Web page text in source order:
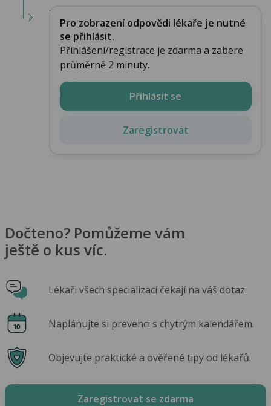
...
Pro zobrazení odpovědi lékaře je nutné
se přihlásit.
Přihlášení/registrace je zdarma a zabere
průměrně 2 minuty.
Přihlásit se
Zaregistrovat
Dočteno? Pomůžeme vám
ještě o kus víc.
Lékaři všech specializací čekají na váš dotaz.
Naplánujte si prevenci s chytrým kalendářem.
Objevujte praktické a ověřené tipy od lékařů.
Zaregistrovat se zdarma